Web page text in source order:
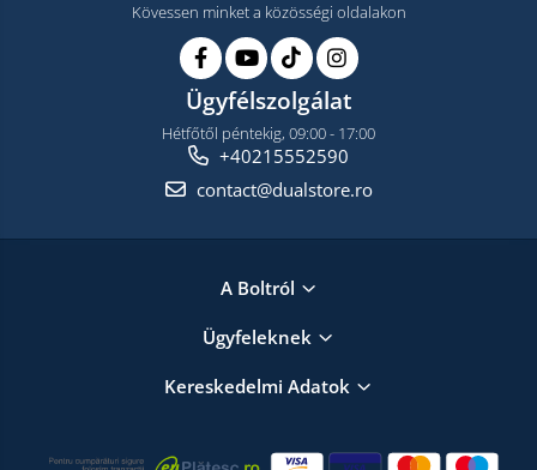
Kövessen minket a közösségi oldalakon
Ügyfélszolgálat
Hétfőtől péntekig, 09:00 - 17:00
+40215552590
contact@dualstore.ro
A Boltról
Ügyfeleknek
Kereskedelmi Adatok